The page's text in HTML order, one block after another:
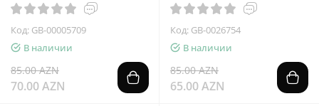
Код: GB-00005709
В наличии
85.00 AZN
70.00 AZN
Код: GB-0026754
В наличии
85.00 AZN
65.00 AZN